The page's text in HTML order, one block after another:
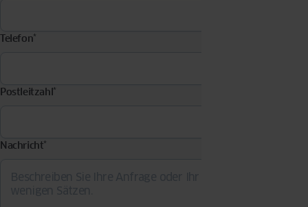
Telefon*
Postleitzahl*
Nachricht*